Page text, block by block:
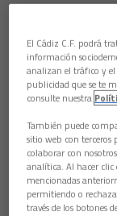
El Cádiz C.F. podrá
información
analizan el tráfico y
publicidad que se te
consulte nuestra
También puede
sitio web con
colaborar con
analítica. Al hacer clic
mencionadas
permitiendo o
través de los botones